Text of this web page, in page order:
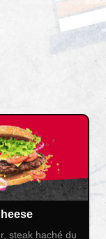
steak haché du